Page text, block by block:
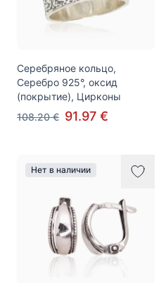
Серебряное кольцо,
Серебро 925°, оксид
(покрытие), Цирконы
108.20 € 91.97 €
Нет в наличии